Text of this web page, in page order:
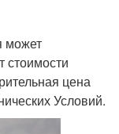
может
стоимости
цена
Условий.